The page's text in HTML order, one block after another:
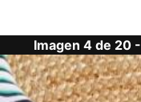
Imagen 4 de 20 -